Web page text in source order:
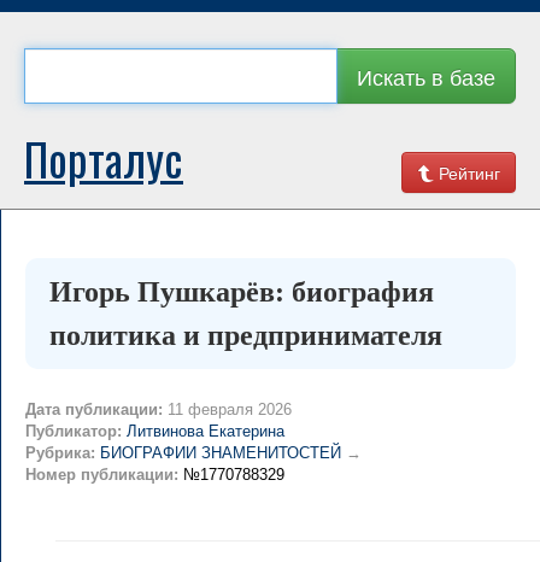
Искать в базе
Рейтинг
Порталус
Игорь Пушкарёв: биография
политика и предпринимателя
Дата публикации: 11 февраля 2026
Публикатор: Литвинова Екатерина
Рубрика: БИОГРАФИИ ЗНАМЕНИТОСТЕЙ →
Номер публикации: №1770788329